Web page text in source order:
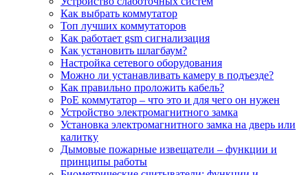
Как выбрать коммутатор
Топ лучших коммутаторов
Как работает gsm сигнализация
Как установить шлагбаум?
Настройка сетевого оборудования
Можно ли устанавливать камеру в подъезде?
Как правильно проложить кабель?
PoE коммутатор – что это и для чего он нужен
Устройство электромагнитного замка
Установка электромагнитного замка на дверь или
калитку
Дымовые пожарные извещатели – функции и
принципы работы